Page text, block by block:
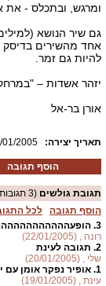
ומרגש, ובתכלס - את
גם שיר הנושא
אחד מהשירים
להיות גם זמר.
יזהר אשדות –
אורן בר-אל
01/2005 :תאריך יצירה
הוסף תגובה
תגובת גולשים (3 תגובות)
הוסף תגובה
לכל
3.
רונה , (22/01/2005)
2. תגובה לעינת
שלי , (20/01/2005)
1. אופיר נפקר אומן עם
עינת , (19/01/2005)